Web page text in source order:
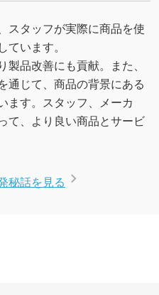
スタッフが実際に商品を使
います。
品改善にも貢献。また、
通じて、商品の背景にある
ます。スタッフ、メーカ
て、より良い商品とサービ
秘話を見る